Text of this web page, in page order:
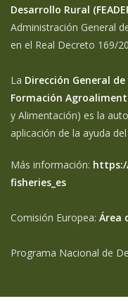
Desarrollo Rural
Administración General
en el Real Decreto 169/
La Dirección General
Formación
y Alimentación) es la
aplicación de la ayuda
Más información:
fisheries_es
Comisión Europea: Área
Programa Nacional de